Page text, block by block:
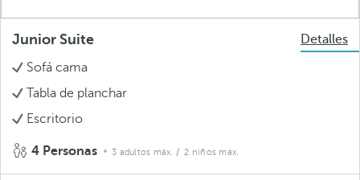
Junior Suite
Detalles
Sofá cama
Tabla de planchar
Escritorio
4 Personas 3 adultos máx. / 2 niños máx.